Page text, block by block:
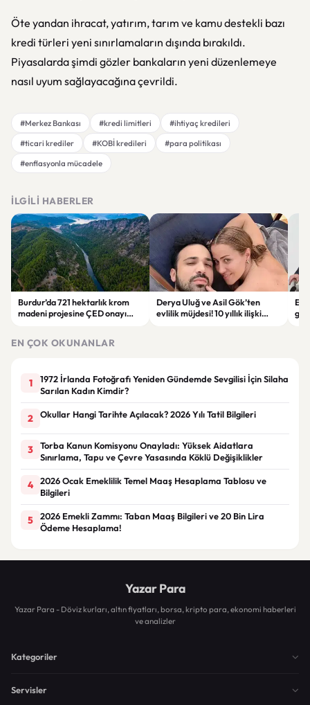
Öte yandan ihracat, yatırım, tarım ve kamu destekli bazı
kredi türleri yeni sınırlamaların dışında bırakıldı.
Piyasalarda şimdi gözler bankaların yeni düzenlemeye
nasıl uyum sağlayacağına çevrildi.
#Merkez Bankası #kredi limitleri
#ihtiyaç kredileri
#ticari krediler
#KOBİ kredileri
#para politikası
#enflasyonla mücadele
İLGILI HABERLER
Burdur’da 721 hektarlık krom
madeni projesine ÇED onayı
Derya Uluğ ve Asil Gök’ten
evlilik müjdesi! 10 yıllık ilişki
EN ÇOK OKUNANLAR
1
1972 İrlanda Fotoğrafı Yeniden Gündemde Sevgilisi İçin Silaha
Sarılan Kadın Kimdir?
2 Okullar Hangi Tarihte Açılacak? 2026 Yılı Tatil Bilgileri
3
Torba Kanun Komisyonu Onayladı: Yüksek Aidatlara
Sınırlama, Tapu ve Çevre Yasasında Köklü Değişiklikler
4
2026 Ocak Emeklilik Temel Maaş Hesaplama Tablosu ve
Bilgileri
5
2026 Emekli Zammı: Taban Maaş Bilgileri ve 20 Bin Lira
Ödeme Hesaplama!
Yazar Para
Yazar Para - Döviz kurları, altın fiyatları, borsa, kripto para, ekonomi haberleri
ve analizler
Kategoriler
Servisler